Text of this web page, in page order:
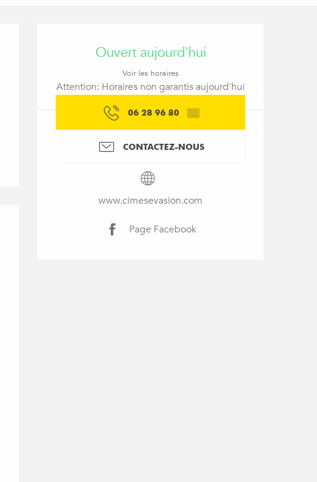
Ouverture et
Ouvert aujourd'hui
Voir les horaires
Attention: Horaires non garantis aujourd'hui
06 28 96 80 ▒▒
CONTACTEZ-NOUS
www.cimesevasion.com
Page Facebook